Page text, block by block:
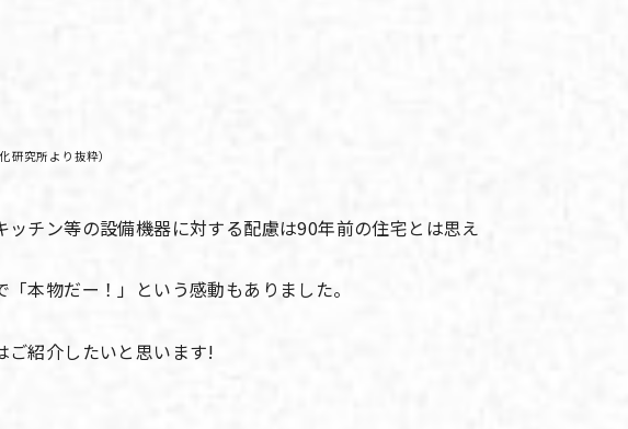
研究所より抜粋）
チン等の設備機器に対する配慮は90年前の住宅とは思え
本物だー！」という感動もありました。
ご紹介したいと思います!